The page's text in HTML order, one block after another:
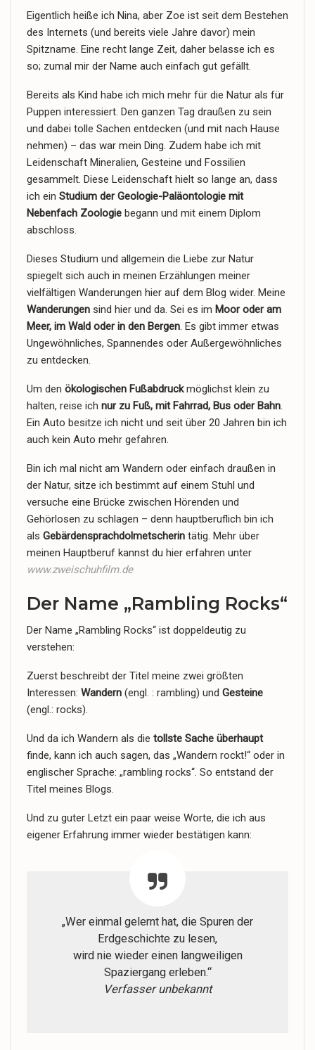
Eigentlich heiße ich Nina, aber Zoe ist seit dem Bestehen
des Internets (und bereits viele Jahre davor) mein
Spitzname. Eine recht lange Zeit, daher belasse ich es
so; zumal mir der Name auch einfach gut gefällt.
Bereits als Kind habe ich mich mehr für die Natur als für
Puppen interessiert. Den ganzen Tag draußen zu sein
und dabei tolle Sachen entdecken (und mit nach Hause
nehmen) – das war mein Ding. Zudem habe ich mit
Leidenschaft Mineralien, Gesteine und Fossilien
gesammelt. Diese Leidenschaft hielt so lange an, dass
ich ein Studium der Geologie-Paläontologie mit
Nebenfach Zoologie begann und mit einem Diplom
abschloss.
Dieses Studium und allgemein die Liebe zur Natur
spiegelt sich auch in meinen Erzählungen meiner
vielfältigen Wanderungen hier auf dem Blog wider. Meine
Wanderungen sind hier und da. Sei es im Moor oder am
Meer, im Wald oder in den Bergen. Es gibt immer etwas
Ungewöhnliches, Spannendes oder Außergewöhnliches
zu entdecken.
Um den ökologischen Fußabdruckmöglichst klein zu
halten, reise ich nur zu Fuß, mit Fahrrad, Bus oder Bahn.
Ein Auto besitze ich nicht und seit über 20 Jahren bin ich
auch kein Auto mehr gefahren.
Bin ich mal nicht am Wandern oder einfach draußen in
der Natur, sitze ich bestimmt auf einem Stuhl und
versuche eine Brücke zwischen Hörenden und
Gehörlosen zu schlagen – denn hauptberuflich bin ich
als Gebärdensprachdolmetscherin tätig. Mehr über
meinen Hauptberuf kannst du hier erfahren unter
www.zweischuhfilm.de
Der Name „Rambling Rocks“
Der Name „Rambling Rocks“ ist doppeldeutig zu
verstehen:
Zuerst beschreibt der Titel meine zwei größten
Interessen: Wandern (engl. : rambling) und Gesteine
(engl.: rocks).
Und da ich Wandern als die tollste Sache überhaupt
finde, kann ich auch sagen, das „Wandern rockt!“ oder in
englischer Sprache: „rambling rocks“. So entstand der
Titel meines Blogs.
Und zu guter Letzt ein paar weise Worte, die ich aus
eigener Erfahrung immer wieder bestätigen kann:
„Wer einmal gelernt hat, die Spuren der
Erdgeschichte zu lesen,
wird nie wieder einen langweiligen
Spaziergang erleben.“
Verfasser unbekannt